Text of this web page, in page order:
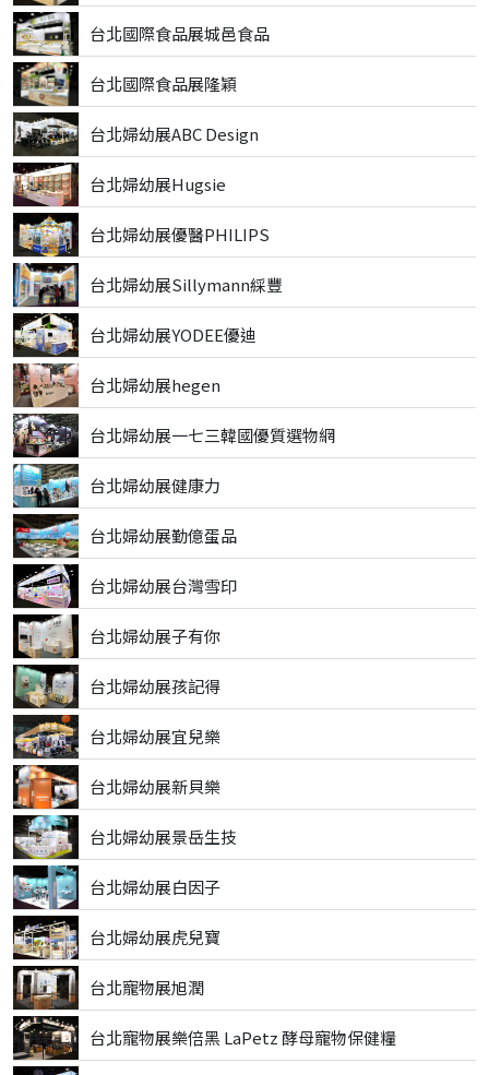
台北國際食品展城邑食品
台北國際食品展隆穎
台北婦幼展ABC Design
台北婦幼展Hugsie
台北婦幼展優醫PHILIPS
台北婦幼展Sillymann綵豐
台北婦幼展YODEE優迪
台北婦幼展hegen
台北婦幼展一七三韓國優質選物網
台北婦幼展健康力
台北婦幼展勤億蛋品
台北婦幼展台灣雪印
台北婦幼展子有你
台北婦幼展孩記得
台北婦幼展宜兒樂
台北婦幼展新貝樂
台北婦幼展景岳生技
台北婦幼展白因子
台北婦幼展虎兒寶
台北寵物展旭潤
台北寵物展樂倍黑 LaPetz 酵母寵物保健糧